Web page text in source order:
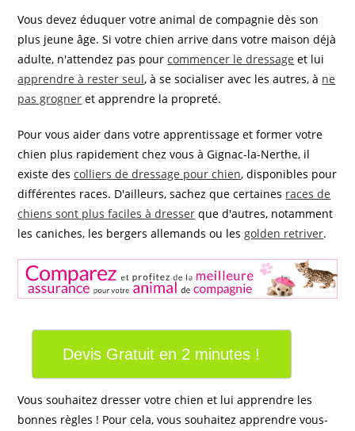
Vous devez éduquer votre animal de compagnie dès son
plus jeune âge. Si votre chien arrive dans votre maison déjà
adulte, n'attendez pas pourcommencer le dressage et lui
apprendre à rester seul, à se socialiser avec les autres, à ne
pas grogner et apprendre la propreté.
Pour vous aider dans votre apprentissage et former votre
chien plus rapidement chez vous à Gignac-la-Nerthe, il
existe descolliers de dressage pour chien, disponibles pour
différentes races. D'ailleurs, sachez que certaines races de
chiens sont plus faciles à dresser que d'autres, notamment
les caniches, les bergers allemands ou lesgolden retriver.
Devis Gratuit en 2 minutes !
Vous souhaitez dresser votre chien et lui apprendre les
bonnes règles ! Pour cela, vous souhaitez apprendre vous-